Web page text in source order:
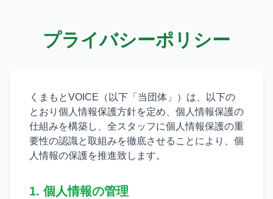
プライバシーポリシー
くまもとVOICE（以下「当団体」）は、以下の
とおり個人情報保護方針を定め、個人情報保護の
仕組みを構築し、全スタッフに個人情報保護の重
要性の認識と取組みを徹底させることにより、個
人情報の保護を推進致します。
1. 個人情報の管理